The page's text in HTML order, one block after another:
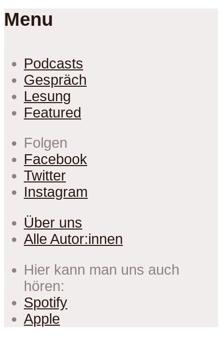
Menu
Podcasts
Gespräch
Lesung
Featured
Folgen
Facebook
Twitter
Instagram
Über uns
Alle Autor:innen
Hier kann man uns auch
hören:
Spotify
Apple